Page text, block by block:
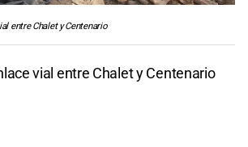
entre Chalet y Centenario
vial entre Chalet y Centenario